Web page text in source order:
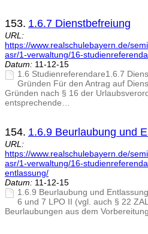
153. 1.6.7 Dienstbefreiung
URL:
https://www.realschulebayern.de/
asr/1-verwaltung/16-
Datum: 11-12-15
1.6 Studienreferendare1.6.7
Gründen Für den Antrag auf
Gründen nach § 16 der
entsprechende…
154. 1.6.9 Beurlaubung und
URL:
https://www.realschulebayern.de/
asr/1-verwaltung/16-
entlassung/
Datum: 11-12-15
1.6.9 Beurlaubung und
6 und 7 LPO II (vgl. auch § 22
Beurlaubungen aus dem